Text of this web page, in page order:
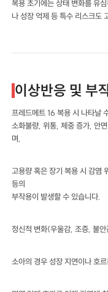
복용 초기에는 상태 변화를 유
나 성장 억제 등 특수 리스크도
이상반응 및 부
프레드메트 16 복용 시 나타날
소화불량, 위통, 체중 증가, 안
며,
고용량 혹은 장기 복용 시 감염
등의
부작용이 발생할 수 있습니다.
정신적 변화(우울감, 조증, 불안
소아의 경우 성장 지연이나 호